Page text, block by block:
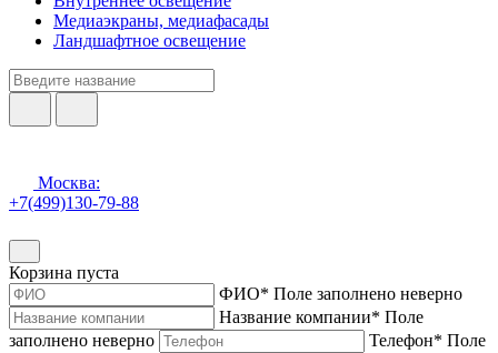
Медиаэкраны, медиафасады
Ландшафтное освещение
Москва:
+7(499)130-79-88
Корзина пуста
ФИО* Поле заполнено неверно
Название компании* Поле
заполнено неверно
Телефон* Поле